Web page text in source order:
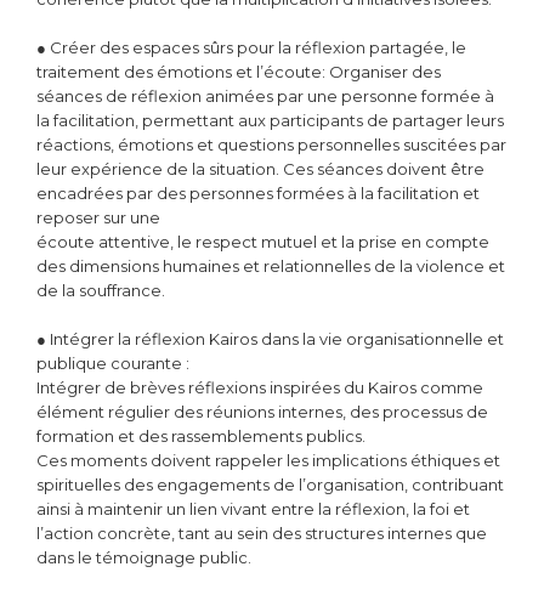
● Créer des espaces sûrs pour la réflexion partagée, le
traitement des émotions et l’écoute: Organiser des
séances de réflexion animées par une personne formée à
la facilitation, permettant aux participants de partager leurs
réactions, émotions et questions personnelles suscitées par
leur expérience de la situation. Ces séances doivent être
encadrées par des personnes formées à la facilitation et
reposer sur une
écoute attentive, le respect mutuel et la prise en compte
des dimensions humaines et relationnelles de la violence et
de la souffrance.
● Intégrer la réflexion Kairos dans la vie organisationnelle et
publique courante :
Intégrer de brèves réflexions inspirées du Kairos comme
élément régulier des réunions internes, des processus de
formation et des rassemblements publics.
Ces moments doivent rappeler les implications éthiques et
spirituelles des engagements de l’organisation, contribuant
ainsi à maintenir un lien vivant entre la réflexion, la foi et
l’action concrète, tant au sein des structures internes que
dans le témoignage public.